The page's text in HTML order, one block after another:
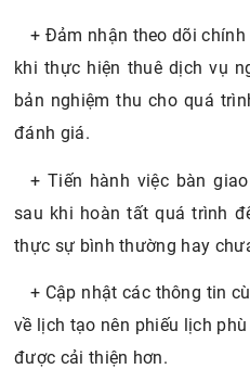
+ Đảm nhận theo dõi
khi thực hiện thuê dịch vụ
bản nghiệm thu cho quá
đánh giá.
+ Tiến hành việc bàn
sau khi hoàn tất quá trình
thực sự bình thường hay
+ Cập nhật các thông tin
về lịch tạo nên phiếu lịch
được cải thiện hơn.